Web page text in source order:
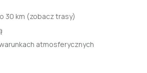
30 km (zobacz trasy)
atmosferycznych